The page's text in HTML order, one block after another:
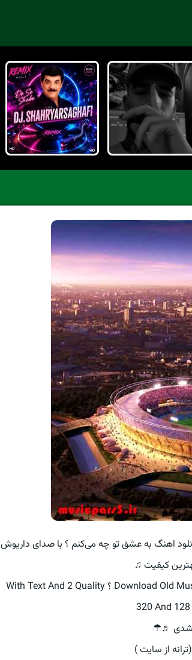
اهنگ به عشق تو چه می‌کنم ؟ با صدای داریوش
کیفیت ♫
Download Old Music BY : DARYVSH | BH ASHGH TV CHH MY‌KNM ؟ With Text And 2 Quality
320 And
شدی ♬☂
از سایت )